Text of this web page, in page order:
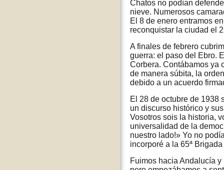
Chatos no podían
nieve. Numerosos
El 8 de enero entramos
reconquistar la ciudad el
A finales de febrero
guerra: el paso del Ebro.
Corbera. Contábamos ya
de manera súbita, la
debido a un acuerdo
El 28 de octubre de 1938
un discurso histórico y
Vosotros sois la historia,
universalidad de la
nuestro lado!» Yo no
incorporé a la 65ª
Fuimos hacia Andalucía